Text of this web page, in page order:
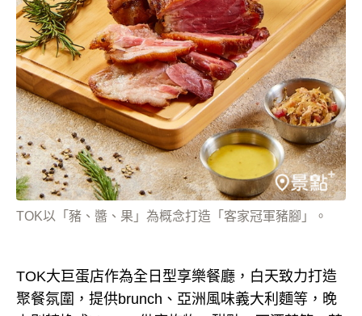
TOK以「豬、醬、果」為概念打造「客家冠軍豬腳」。
TOK大巨蛋店作為全日型享樂餐廳，白天致力打造
聚餐氛圍，提供brunch、亞洲風味義大利麵等，晚